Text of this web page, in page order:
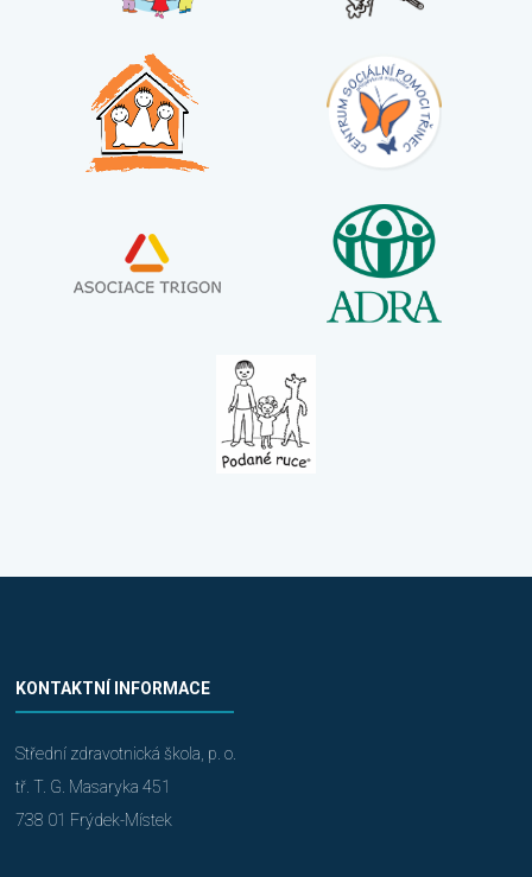
KONTAKTNÍ INFORMACE
Střední zdravotnická škola, p. o.
tř. T. G. Masaryka 451
738 01 Frýdek-Místek